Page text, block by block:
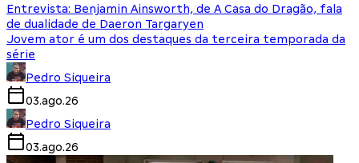
Entrevista: Benjamin Ainsworth, de A Casa do Dragão, fala
de dualidade de Daeron Targaryen
Jovem ator é um dos destaques da terceira temporada da
série
Pedro Siqueira
03.ago.26
Pedro Siqueira
03.ago.26